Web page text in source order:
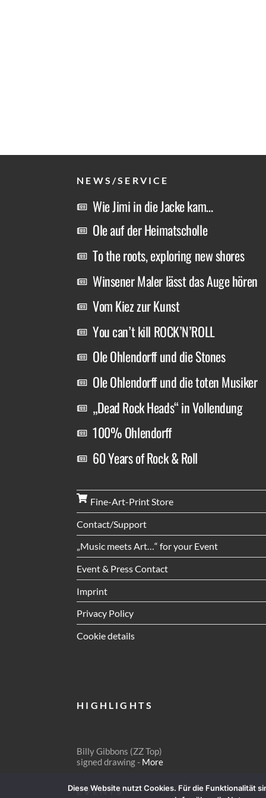
NEWS/SERVICE
Wie Jimi in die Jacke kam…
Ole auf der Heimatscholle
To the roots, exploring new shores
Winsener Maler lässt das Auge hören
Vom Kiez zur Kunst
You can’t kill ROCK’N’ROLL
Ole Ohlendorff und die Stones
Ole Ohlendorff und die toten Musiker
„Dead Rock Heads“ in Vollendung
100% Ohlendorff
60 Years of Rock & Roll
Fine-Art-Print Store
Contact/Support
„Music meets Art…“ for your Event
Event & Press Contact
Imprint
Privacy Policy
Cookie details
HIGHLIGHTS
Billy Gibbons (ZZ Top)
signed drawing - More
EVENTS
Diese Website nutzt Cookies. Für die Funktionalität